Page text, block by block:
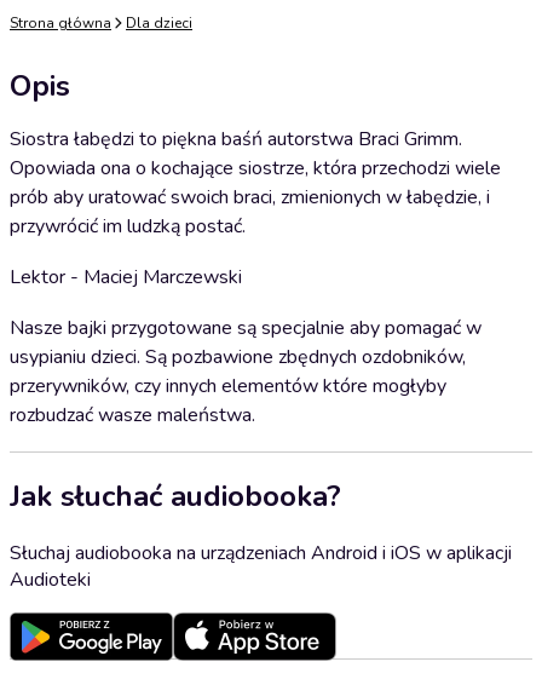
Strona główna Dla dzieci
Opis
Siostra łabędzi to piękna baśń autorstwa Braci Grimm.
Opowiada ona o kochające siostrze, która przechodzi wiele
prób aby uratować swoich braci, zmienionych w łabędzie, i
przywrócić im ludzką postać.
Lektor - Maciej Marczewski
Nasze bajki przygotowane są specjalnie aby pomagać w
usypianiu dzieci. Są pozbawione zbędnych ozdobników,
przerywników, czy innych elementów które mogłyby
rozbudzać wasze maleństwa.
Jak słuchać audiobooka?
Słuchaj audiobooka na urządzeniach Android i iOS w aplikacji
Audioteki